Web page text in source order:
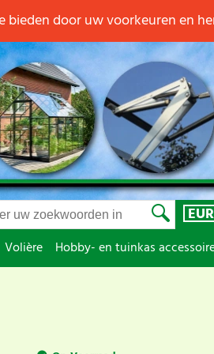
EUR
Volière Hobby- en tuinkas
door uw voorkeuren en